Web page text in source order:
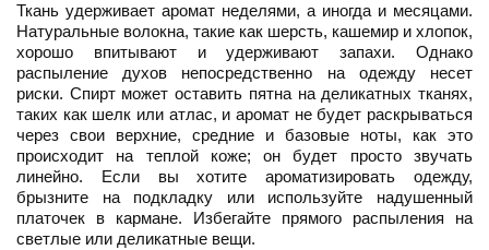
Ткань удерживает аромат неделями, а иногда и месяцами.
Натуральные волокна, такие как шерсть, кашемир и хлопок,
хорошо впитывают и удерживают запахи. Однако
распыление духов непосредственно на одежду несет
риски. Спирт может оставить пятна на деликатных тканях,
таких как шелк или атлас, и аромат не будет раскрываться
через свои верхние, средние и базовые ноты, как это
происходит на теплой коже; он будет просто звучать
линейно. Если вы хотите ароматизировать одежду,
брызните на подкладку или используйте надушенный
платочек в кармане. Избегайте прямого распыления на
светлые или деликатные вещи.